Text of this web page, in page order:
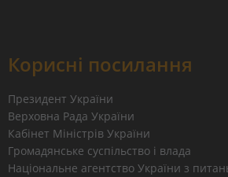
Корисні посилання
Президент України
Верховна Рада України
Кабінет Міністрів України
Громадянське суспільство і влада
Національне агентство України з